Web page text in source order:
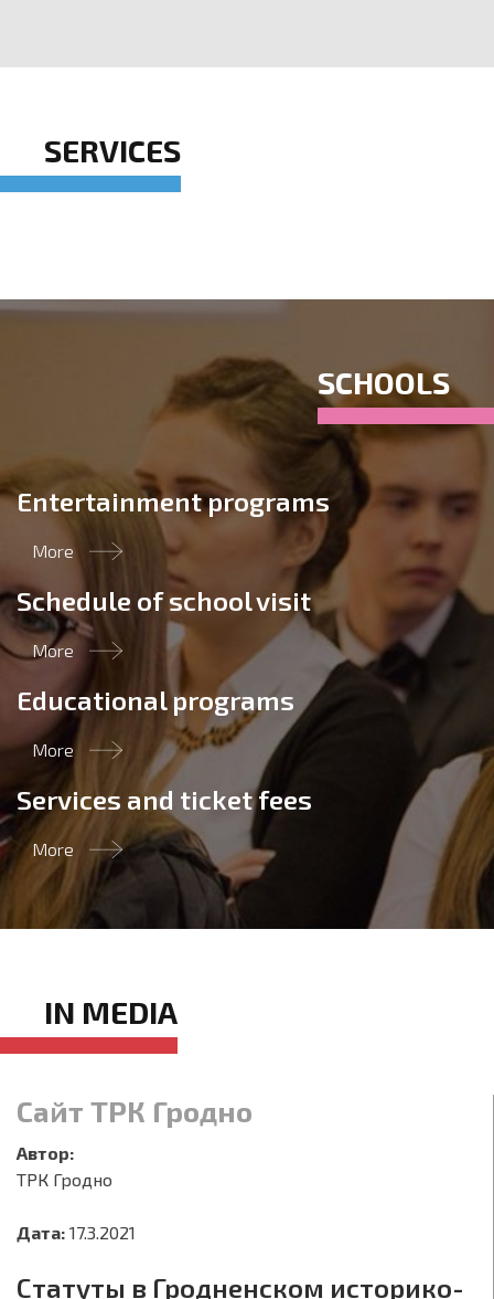
SERVICES
SCHOOLS
Entertainment programs
More
Schedule of school visit
More
Educational programs
More
Services and ticket fees
More
IN MEDIA
Сайт ТРК Гродно
Автор:
ТРК Гродно
Дата: 17.3.2021
Статуты в Гродненском историко-